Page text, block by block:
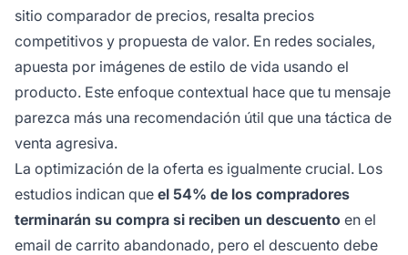
sitio comparador de precios, resalta precios
competitivos y propuesta de valor. En redes sociales,
apuesta por imágenes de estilo de vida usando el
producto. Este enfoque contextual hace que tu mensaje
parezca más una recomendación útil que una táctica de
venta agresiva.
La optimización de la oferta es igualmente crucial. Los
estudios indican que el 54% de los compradores
terminarán su compra si reciben un descuento en el
email de carrito abandonado, pero el descuento debe